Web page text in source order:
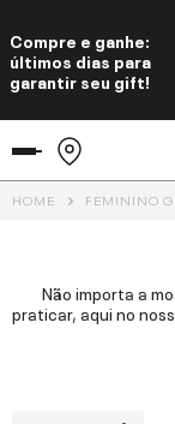
Compre e ganhe:
últimos dias para
garantir seu gift!
HOME FEMININO
Não importa a
praticar, aqui no